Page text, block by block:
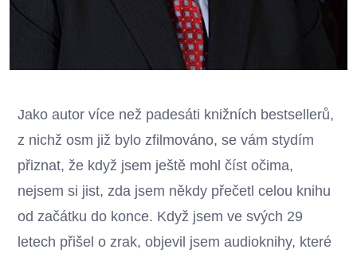
Jako autor více než padesáti knižních bestsellerů,
z nichž osm již bylo zfilmováno, se vám stydím
přiznat, že když jsem ještě mohl číst očima,
nejsem si jist, zda jsem někdy přečetl celou knihu
od začátku do konce. Když jsem ve svých 29
letech přišel o zrak, objevil jsem audioknihy, které